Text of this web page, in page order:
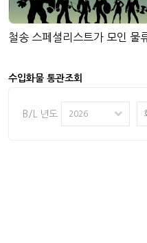
철송 스페셜리스트가 모인 물
수입화물 통관조회
B/L 년도 2026